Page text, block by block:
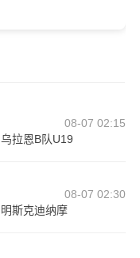
08-07 02:15
乌拉恩B队U19
08-07 02:30
明斯克迪纳摩